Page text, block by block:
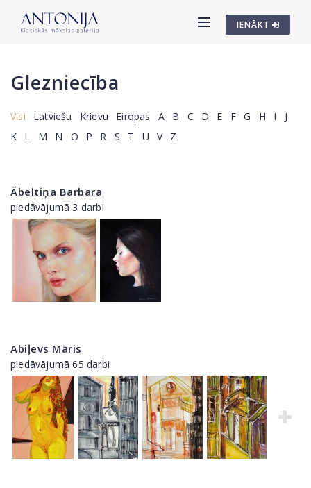
IENĀKT
Glezniecība
Visi Latviešu Krievu Eiropas A B C D E F G H I
J
K
L M N O P R S T U V Z
Ābeltiņa Barbara
piedāvājumā 3 darbi
Abiļevs Māris
piedāvājumā 65 darbi